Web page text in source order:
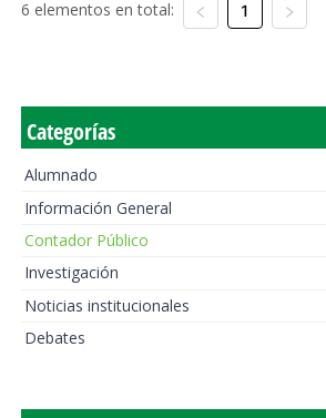
6 elementos en total: 1
Categorías
Alumnado
Información General
Contador Público
Investigación
Noticias institucionales
Debates